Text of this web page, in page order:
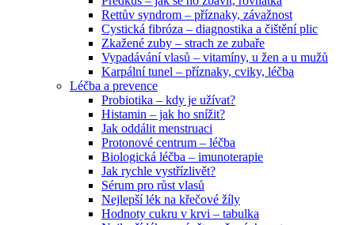
Rettův syndrom – příznaky, závažnost
Cystická fibróza – diagnostika a čištění plic
Zkažené zuby – strach ze zubaře
Vypadávání vlasů – vitamíny, u žen a u mužů
Karpální tunel – příznaky, cviky, léčba
Léčba a prevence
Probiotika – kdy je užívat?
Histamin – jak ho snížit?
Jak oddálit menstruaci
Protonové centrum – léčba
Biologická léčba – imunoterapie
Jak rychle vystřízlivět?
Sérum pro růst vlasů
Nejlepší lék na křečové žíly
Hodnoty cukru v krvi – tabulka